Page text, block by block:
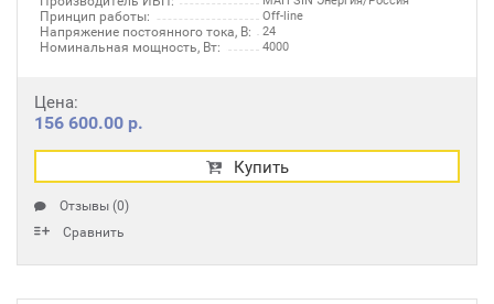
Принцип работы: Off-line
Напряжение постоянного тока, В: 24
Номинальная мощность, Вт: 4000
Цена:
156 600.00 р.
Купить
Отзывы (0)
Сравнить